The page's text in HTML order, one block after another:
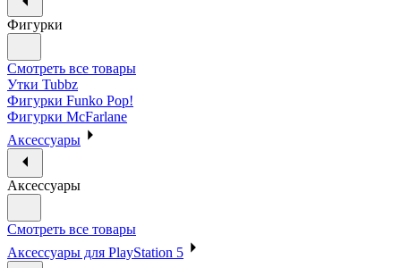
Фигурки
Смотреть все товары
Утки Tubbz
Фигурки Funko Pop!
Фигурки McFarlane
Аксессуары
Аксессуары
Смотреть все товары
Аксессуары для PlayStation 5